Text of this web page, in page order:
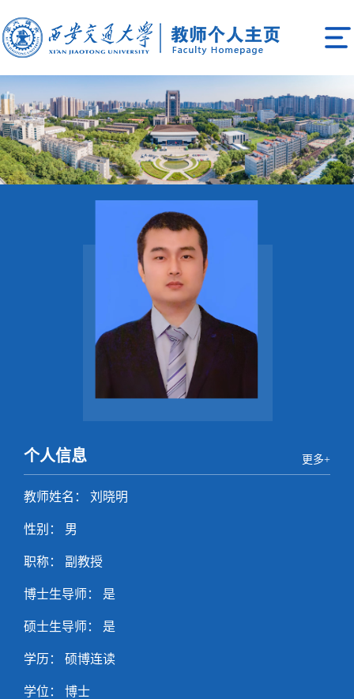
个人信息 更多+
教师姓名： 刘晓明
性别： 男
职称： 副教授
博士生导师： 是
硕士生导师： 是
学历： 硕博连读
学位： 博士